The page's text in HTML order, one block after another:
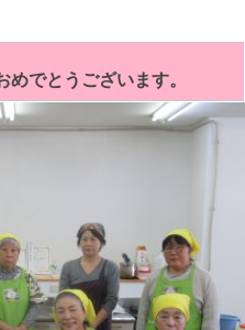
でとうございます。